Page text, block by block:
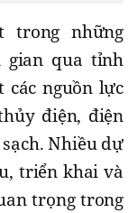
trong những
gian qua tỉnh
nguồn lực
điện, điện
Nhiều dự
triển khai và
trọng trong